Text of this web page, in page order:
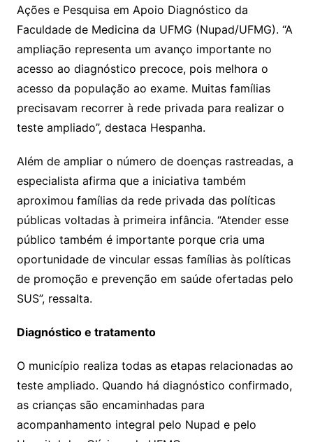
Ações e Pesquisa em Apoio Diagnóstico da
Faculdade de Medicina da UFMG (Nupad/UFMG). “A
ampliação representa um avanço importante no
acesso ao diagnóstico precoce, pois melhora o
acesso da população ao exame. Muitas famílias
precisavam recorrer à rede privada para realizar o
teste ampliado”, destaca Hespanha.
Além de ampliar o número de doenças rastreadas, a
especialista afirma que a iniciativa também
aproximou famílias da rede privada das políticas
públicas voltadas à primeira infância. “Atender esse
público também é importante porque cria uma
oportunidade de vincular essas famílias às políticas
de promoção e prevenção em saúde ofertadas pelo
SUS”, ressalta.
Diagnóstico e tratamento
O município realiza todas as etapas relacionadas ao
teste ampliado. Quando há diagnóstico confirmado,
as crianças são encaminhadas para
acompanhamento integral pelo Nupad e pelo